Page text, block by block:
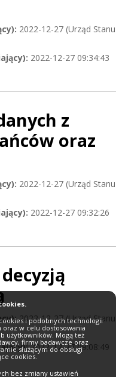
2022-12-27 (Urząd Stanu
2022-12-27 09:34:43
z
oraz
2022-12-27 (Urząd Stanu
2022-12-27 09:32:26
2022-12-27 (Urząd Stanu
2022-12-27 09:08:49
i podobnych technologii
w celu dostosowania
użytkowników. Mogą też
firmy badawcze oraz
służącym do obsługi
cookies.
bez zmiany ustawień